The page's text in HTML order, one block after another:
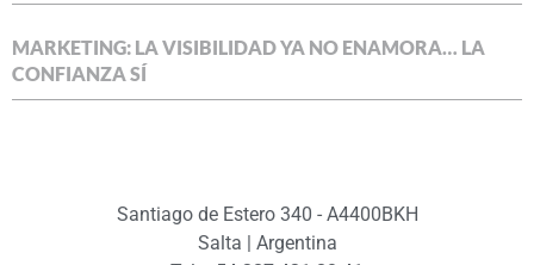
MARKETING: LA VISIBILIDAD YA NO ENAMORA… LA
CONFIANZA SÍ
Santiago de Estero 340 - A4400BKH
Salta | Argentina